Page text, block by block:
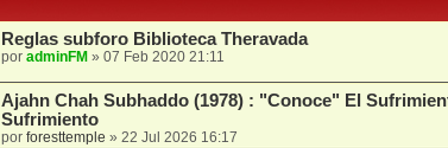
Reglas subforo Biblioteca Theravada
por adminFM » 07 Feb 2020 21:11
Ajahn Chah Subhaddo (1978) : "Conoce" El
Sufrimiento
por foresttemple » 22 Jul 2026 16:17